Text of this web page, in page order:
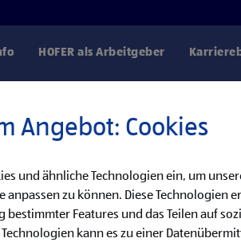
HOFER als Arbeitgeber
besetzt, aber wir haben
Danke für dein Interesse!
Angebot: Cookies
und ähnliche Technologien ein, um
anpassen zu können. Diese Technologien
bestimmter Features und das Teilen auf
kann es zu einer